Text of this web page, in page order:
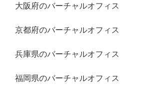
大阪府のバーチャルオフィス
京都府のバーチャルオフィス
兵庫県のバーチャルオフィス
福岡県のバーチャルオフィス